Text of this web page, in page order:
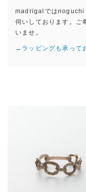
madrigalではnoguchi
伺いしております。ご
いませ。
→ラッピングも承って